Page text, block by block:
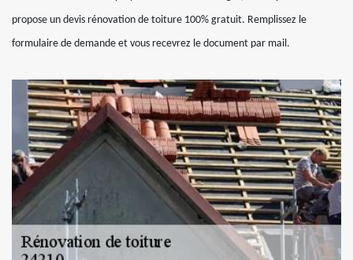
propose un devis rénovation de toiture 100% gratuit. Remplissez le
formulaire de demande et vous recevrez le document par mail.